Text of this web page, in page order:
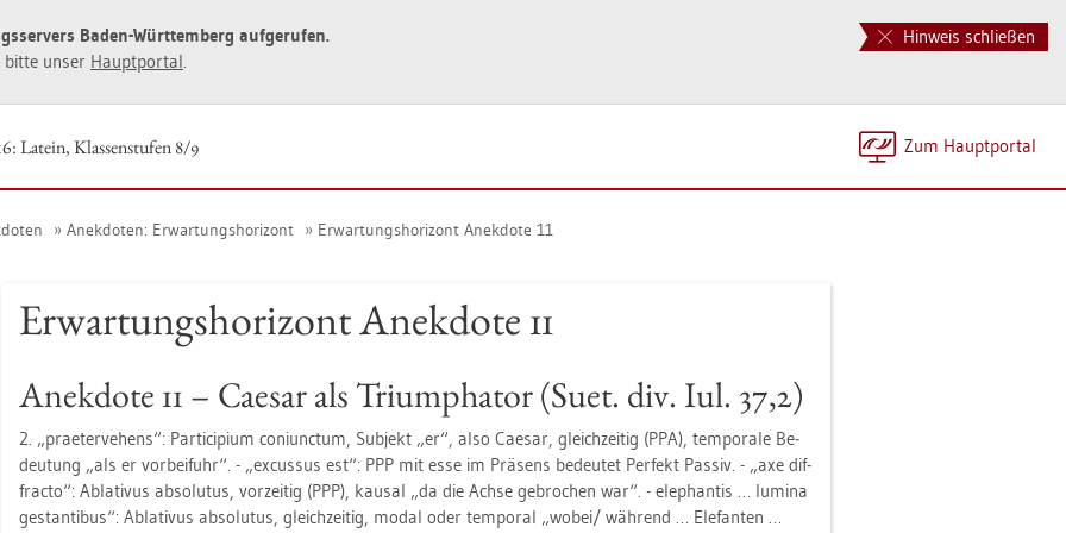
Hinweis schließen
Baden-Würt­tem­berg auf­ge­ru­fen.
bitte unser Haupt­por­tal.
Zum Haupt­por­tal
La­tein, Klas­sen­stu­fen 8/9
An­ek­do­ten: Er­war­tungs­ho­ri­zont Er­war­tungs­ho­ri­zont An­ek­do­te 11
Er­war­tungs­ho­ri­zont An­ek­do­te 11
An­ek­do­te 11 – Cae­sar als Tri­um­pha­tor (Suet. div. Iul. 37,2)
2. „prae­ter­ve­hens“: Par­ti­ci­pi­um co­ni­unc­tum, Sub­jekt „er“, also Cae­sar, gleich­zei­tig (PPA), tem­po­ra­le Be­
deu­tung „als er vor­bei­fuhr“. - „ex­cus­sus est“: PPP mit esse im Prä­sens be­deu­tet Per­fekt Pas­siv. - „axe dif­
frac­to“: Ab­la­ti­vus ab­so­lu­tus, vor­zei­tig (PPP), kau­sal „da die Achse ge­bro­chen war“. - ele­phan­tis … lu­mi­na
ge­stan­ti­bus“: Ab­la­ti­vus ab­so­lu­tus, gleich­zei­tig, modal oder tem­po­ral „wobei/ wäh­rend … Ele­fan­ten …